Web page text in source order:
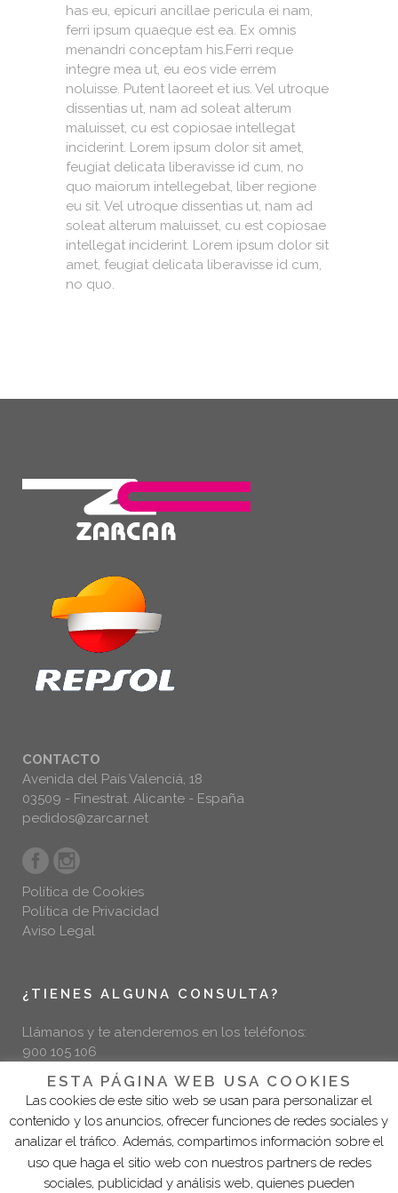
has eu, epicuri ancillae pericula ei nam,
ferri ipsum quaeque est ea. Ex omnis
menandri conceptam his.Ferri reque
integre mea ut, eu eos vide errem
noluisse. Putent laoreet et ius. Vel utroque
dissentias ut, nam ad soleat alterum
maluisset, cu est copiosae intellegat
inciderint. Lorem ipsum dolor sit amet,
feugiat delicata liberavisse id cum, no
quo maiorum intellegebat, liber regione
eu sit. Vel utroque dissentias ut, nam ad
soleat alterum maluisset, cu est copiosae
intellegat inciderint. Lorem ipsum dolor sit
amet, feugiat delicata liberavisse id cum,
no quo.
CONTACTO
Avenida del País Valenciá, 18
03509 - Finestrat. Alicante - España
pedidos@zarcar.net
Política de Cookies
Política de Privacidad
Aviso Legal
¿TIENES ALGUNA CONSULTA?
Llámanos y te atenderemos en los teléfonos:
900 105 106
Emergencias:
609 129 963
ESTA PÁGINA WEB USA COOKIES
Las cookies de este sitio web se usan para personalizar el
contenido y los anuncios, ofrecer funciones de redes sociales y
analizar el tráfico. Además, compartimos información sobre el
uso que haga el sitio web con nuestros partners de redes
sociales, publicidad y análisis web, quienes pueden